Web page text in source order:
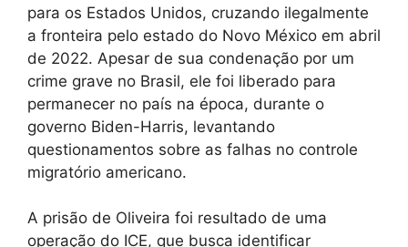
para os Estados Unidos, cruzando ilegalmente
a fronteira pelo estado do Novo México em abril
de 2022. Apesar de sua condenação por um
crime grave no Brasil, ele foi liberado para
permanecer no país na época, durante o
governo Biden-Harris, levantando
questionamentos sobre as falhas no controle
migratório americano.
A prisão de Oliveira foi resultado de uma
operação do ICE, que busca identificar